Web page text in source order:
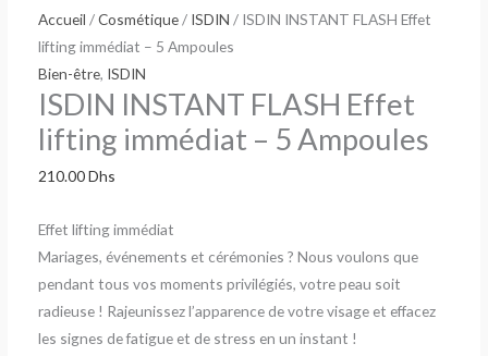
Accueil /Cosmétique/ ISDIN / ISDIN INSTANT FLASH Effet
lifting immédiat – 5 Ampoules
Bien-être, ISDIN
ISDIN INSTANT FLASH Effet
lifting immédiat – 5 Ampoules
210.00Dhs
Effet lifting immédiat
Mariages, événements et cérémonies ? Nous voulons que
pendant tous vos moments privilégiés, votre peau soit
radieuse ! Rajeunissez l’apparence de votre visage et effacez
les signes de fatigue et de stress en un instant !